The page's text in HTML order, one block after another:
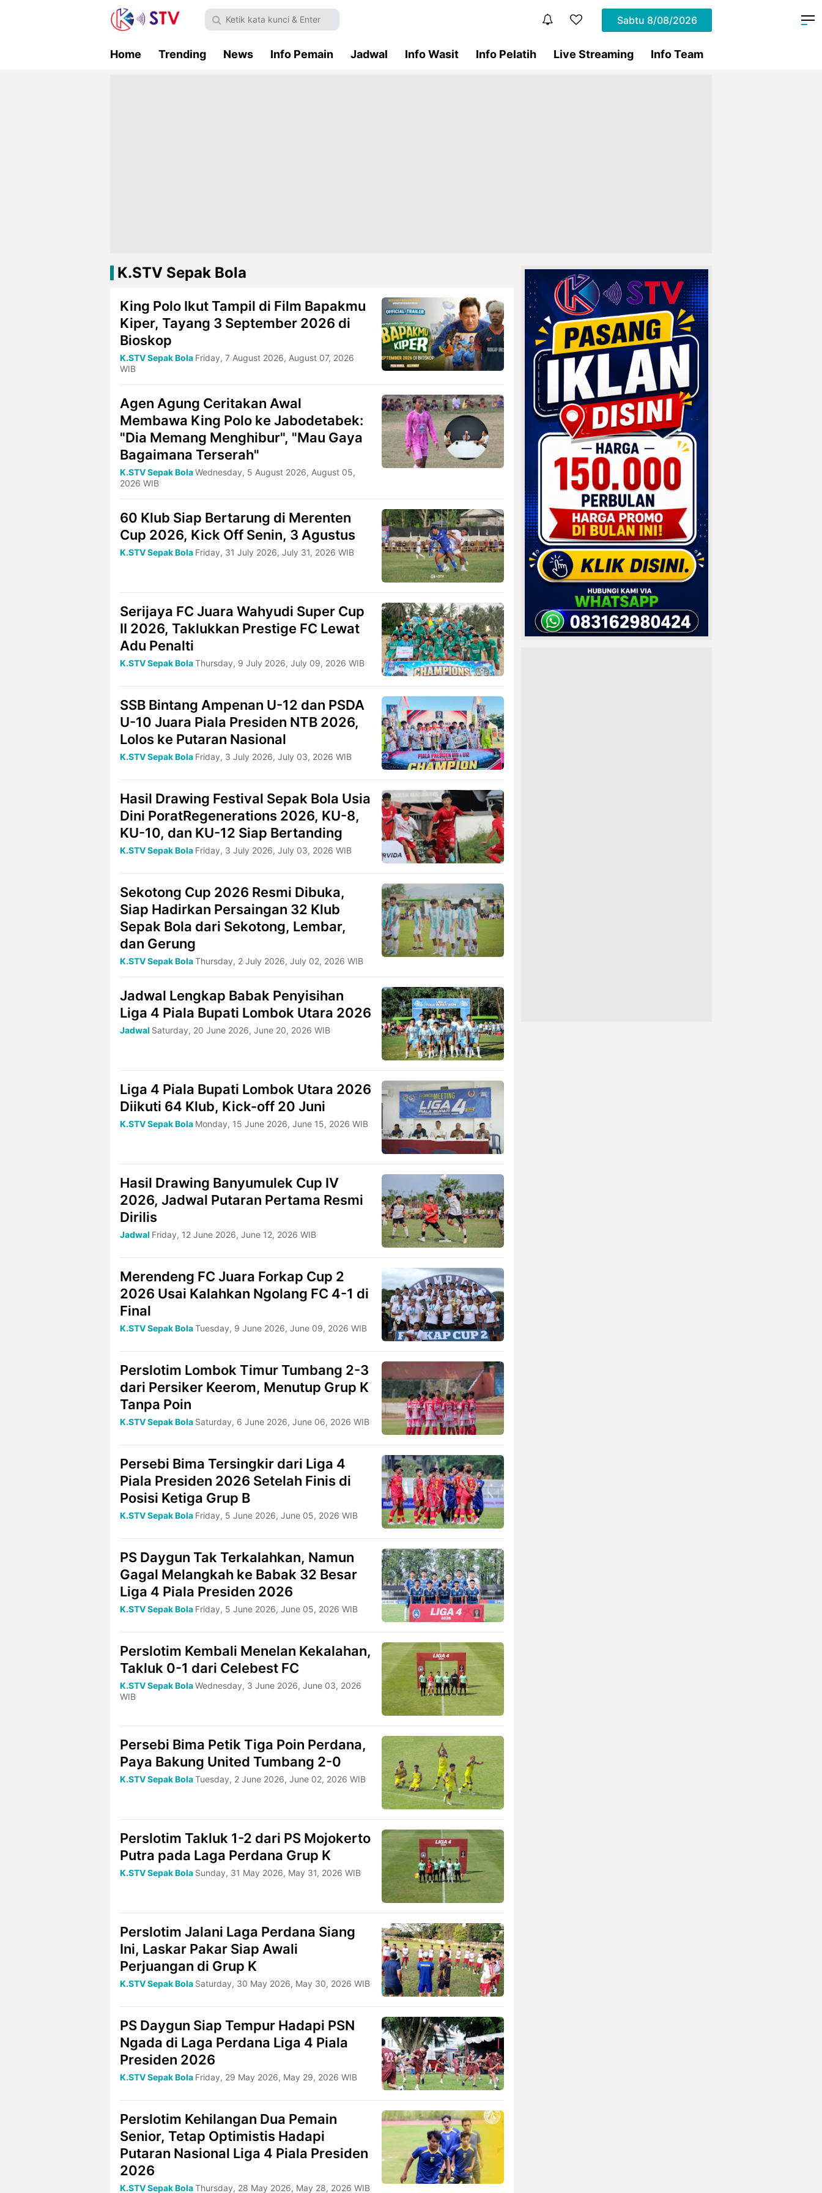
Sabtu 8/08/2026
Home Trending News Info Pemain Jadwal Info Wasit Info Pelatih Live Streaming Info Team
K.STV Sepak Bola
King Polo Ikut Tampil di Film Bapakmu
Kiper, Tayang 3 September 2026 di
Bioskop
K.STV Sepak Bola Friday, 7 August 2026, August 07, 2026
WIB
Agen Agung Ceritakan Awal
Membawa King Polo ke Jabodetabek:
"Dia Memang Menghibur", "Mau Gaya
Bagaimana Terserah"
K.STV Sepak BolaWednesday, 5 August 2026, August 05,
2026 WIB
60 Klub Siap Bertarung di Merenten
Cup 2026, Kick Off Senin, 3 Agustus
K.STV Sepak Bola Friday, 31 July 2026, July 31, 2026 WIB
Serijaya FC Juara Wahyudi Super Cup
II 2026, Taklukkan Prestige FC Lewat
Adu Penalti
K.STV Sepak BolaThursday, 9 July 2026, July 09, 2026 WIB
SSB Bintang Ampenan U-12 dan PSDA
U-10 Juara Piala Presiden NTB 2026,
Lolos ke Putaran Nasional
K.STV Sepak Bola Friday, 3 July 2026, July 03, 2026 WIB
Hasil Drawing Festival Sepak Bola Usia
Dini PoratRegenerations 2026, KU-8,
KU-10, dan KU-12 Siap Bertanding
K.STV Sepak Bola Friday, 3 July 2026, July 03, 2026 WIB
Sekotong Cup 2026 Resmi Dibuka,
Siap Hadirkan Persaingan 32 Klub
Sepak Bola dari Sekotong, Lembar,
dan Gerung
K.STV Sepak BolaThursday, 2 July 2026, July 02, 2026 WIB
Jadwal Lengkap Babak Penyisihan
Liga 4 Piala Bupati Lombok Utara 2026
Jadwal Saturday, 20 June 2026, June 20, 2026 WIB
Liga 4 Piala Bupati Lombok Utara 2026
Diikuti 64 Klub, Kick-off 20 Juni
K.STV Sepak Bola Monday, 15 June 2026, June 15, 2026 WIB
Hasil Drawing Banyumulek Cup IV
2026, Jadwal Putaran Pertama Resmi
Dirilis
Jadwal Friday, 12 June 2026, June 12, 2026 WIB
Merendeng FC Juara Forkap Cup 2
2026 Usai Kalahkan Ngolang FC 4-1 di
Final
K.STV Sepak BolaTuesday, 9 June 2026, June 09, 2026 WIB
Perslotim Lombok Timur Tumbang 2-3
dari Persiker Keerom, Menutup Grup K
Tanpa Poin
K.STV Sepak Bola Saturday, 6 June 2026, June 06, 2026 WIB
Persebi Bima Tersingkir dari Liga 4
Piala Presiden 2026 Setelah Finis di
Posisi Ketiga Grup B
K.STV Sepak Bola Friday, 5 June 2026, June 05, 2026 WIB
PS Daygun Tak Terkalahkan, Namun
Gagal Melangkah ke Babak 32 Besar
Liga 4 Piala Presiden 2026
K.STV Sepak Bola Friday, 5 June 2026, June 05, 2026 WIB
Perslotim Kembali Menelan Kekalahan,
Takluk 0-1 dari Celebest FC
K.STV Sepak BolaWednesday, 3 June 2026, June 03, 2026
WIB
Persebi Bima Petik Tiga Poin Perdana,
Paya Bakung United Tumbang 2-0
K.STV Sepak BolaTuesday, 2 June 2026, June 02, 2026 WIB
Perslotim Takluk 1-2 dari PS Mojokerto
Putra pada Laga Perdana Grup K
K.STV Sepak Bola Sunday, 31 May 2026, May 31, 2026 WIB
Perslotim Jalani Laga Perdana Siang
Ini, Laskar Pakar Siap Awali
Perjuangan di Grup K
K.STV Sepak Bola Saturday, 30 May 2026, May 30, 2026 WIB
PS Daygun Siap Tempur Hadapi PSN
Ngada di Laga Perdana Liga 4 Piala
Presiden 2026
K.STV Sepak Bola Friday, 29 May 2026, May 29, 2026 WIB
Perslotim Kehilangan Dua Pemain
Senior, Tetap Optimistis Hadapi
Putaran Nasional Liga 4 Piala Presiden
2026
K.STV Sepak BolaThursday, 28 May 2026, May 28, 2026 WIB